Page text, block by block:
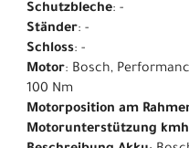
Schutzbleche: -
Ständer: -
Schloss: -
Motor: Bosch,
100 Nm
Motorposition am
Motorunterstützung kmh